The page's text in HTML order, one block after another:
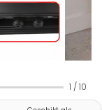
1 / 10